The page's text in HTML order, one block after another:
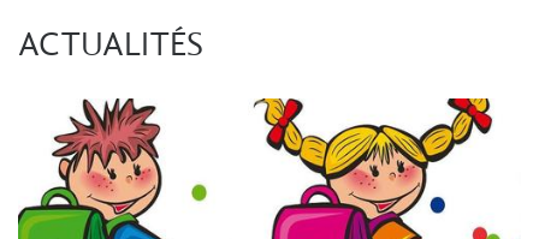
ACTUALITÉS